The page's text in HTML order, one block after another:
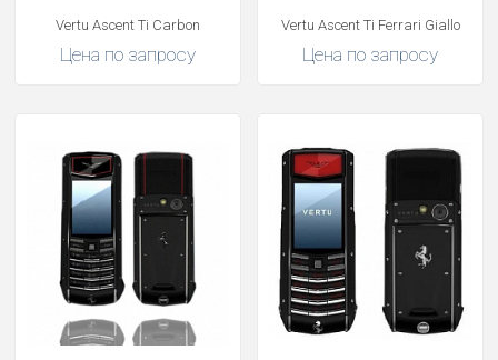
Vertu Ascent Ti Carbon
Цена по запросу
Vertu Ascent Ti Ferrari Giallo
Цена по запросу